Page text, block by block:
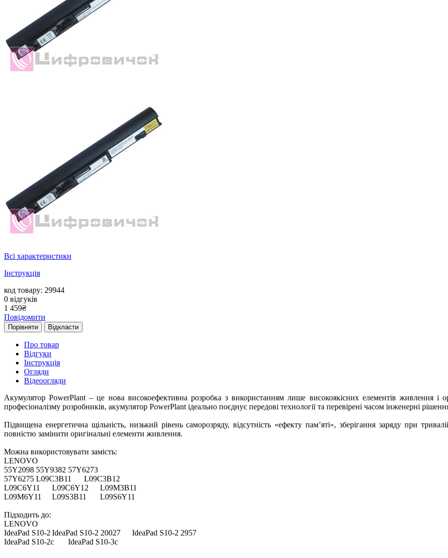
Всі характеристики
Інструкція
код товару: 29944
0 відгуків
1 459₴
Повідомити
Порівняти Відкласти
Про товар
Відгуки
Інструкція
Огляди
Відеоогляди
Акумулятор PowerPlant – це нова високоефективна розробка з використанням лише високоякісних елементів живлення і
професіоналізму розробників, акумулятор PowerPlant ідеально поєднує передові технології та перевірені часом інженерні
Підвищена енергетична щільність, низький рівень саморозряду, відсутність «ефекту пам’яті», зберігання заряду при
повністю замінити оригінальні елементи живлення.
Можна використовувати замість:
LENOVO
55Y2098 55Y9382 57Y6273
57Y6275 L09C3B11
L09C3B12
L09C6Y11
L09C6Y12
L09M3B11
L09M6Y11
L09S3B11 L09S6Y11
Підходить до:
LENOVO
IdeaPad S10-2 IdeaPad S10-2 20027
IdeaPad S10-2 2957
IdeaPad S10-2c
IdeaPad S10-3c